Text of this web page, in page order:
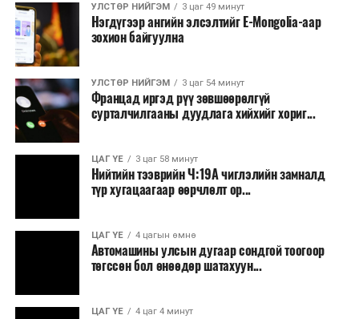
УЛСТӨР НИЙГЭМ 3 цаг 49 минут
Нэгдүгээр ангийн элсэлтийг E-Mongolia-аар
зохион байгуулна
УЛСТӨР НИЙГЭМ 3 цаг 54 минут
Францад иргэд рүү зөвшөөрөлгүй
сурталчилгааны дуудлага хийхийг хориг...
ЦАГ ҮЕ 3 цаг 58 минут
Нийтийн тээврийн Ч:19А чиглэлийн замналд
түр хугацаагаар өөрчлөлт ор...
ЦАГ ҮЕ 4 цагын өмнө
Автомашины улсын дугаар сондгой тоогоор
төгссөн бол өнөөдөр шатахуун...
ЦАГ ҮЕ 4 цаг 4 минут